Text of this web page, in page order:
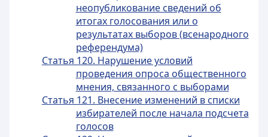
неопубликование сведений об
итогах голосования или о
результатах выборов (всенародного
референдума)
Статья 120. Нарушение условий
проведения опроса общественного
мнения, связанного с выборами
Статья 121. Внесение изменений в списки
избирателей после начала подсчета
голосов